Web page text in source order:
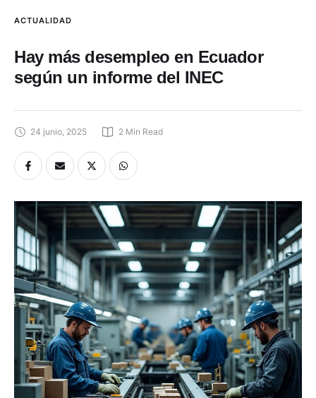
ACTUALIDAD
Hay más desempleo en Ecuador
según un informe del INEC
24 junio, 2025 2 Min Read